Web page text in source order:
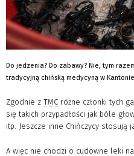
Do jedzenia? Do zabawy? Nie, tym
tradycyjną chińską medycyną w
Zgodnie zTMC różne członki tych
się takich przypadłości jak bóle
itp. Jeszcze inne Chińczycy stosują
A więc nie chodzi o cudowne leki